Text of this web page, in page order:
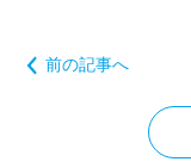
前の記事へ